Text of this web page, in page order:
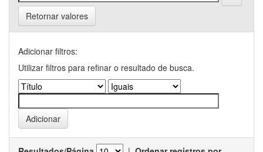
Retornar valores
Adicionar filtros:
Utilizar filtros para refinar o resultado de busca.